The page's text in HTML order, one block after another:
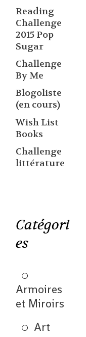
Reading
Challenge
2015 Pop
Sugar
Challenge
By Me
Blogoliste
(en cours)
Wish List
Books
Challenge
littérature
Catégori
es
Armoires
et Miroirs
Art